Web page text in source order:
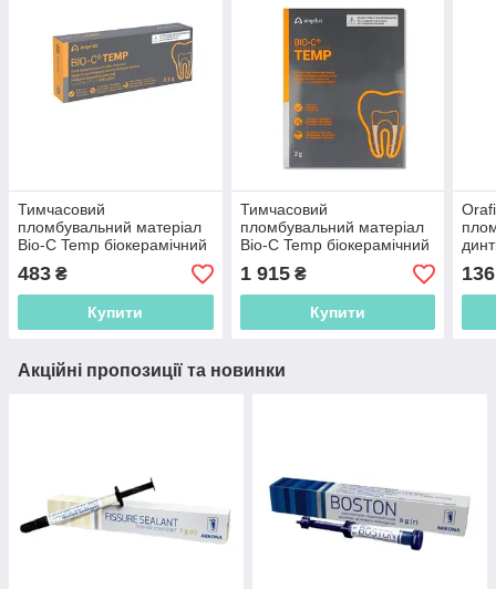
Тимчасовий
пломбувальний матеріал
Bio-C Temp біокерамічний
Angelus 1 шприц 0,5 г.
483 ₴
Купити
Тимчасовий
пломбувальний матеріал
Bio-C Temp біокерамічний
Angelus набір 4 шприца
1 915₴
Купити
136
Акційні пропозиції та новинки